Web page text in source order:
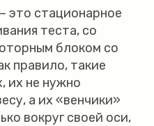
это стационарное
теста, со
блоком со
правило, такие
их не нужно
а их «венчики»
вокруг своей оси,